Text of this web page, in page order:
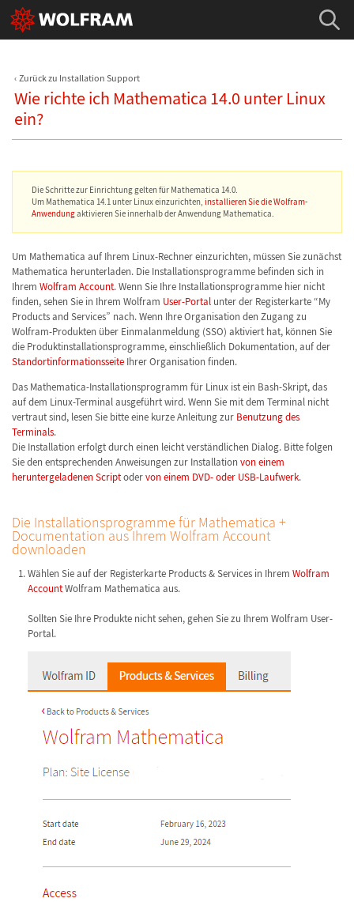
Zurück zu Installation Support
Wie richte ich Mathematica 14.0 unter Linux
ein?
Die Schritte zur Einrichtung gelten für Mathematica 14.0.
Um Mathematica 14.1 unter Linux einzurichten,installieren Sie die Wolfram-
Anwendungaktivieren Sie innerhalb der Anwendung Mathematica.
Um Mathematica auf Ihrem Linux-Rechner einzurichten, müssen Sie zunächst
Mathematica herunterladen. Die Installationsprogramme befinden sich in
Ihrem Wolfram Account. Wenn Sie Ihre Installationsprogramme hier nicht
finden, sehen Sie in Ihrem Wolfram User-Portal unter der Registerkarte “My
Products and Services” nach. Wenn Ihre Organisation den Zugang zu
Wolfram-Produkten über Einmalanmeldung (SSO) aktiviert hat, können Sie
die Produktinstallationsprogramme, einschließlich Dokumentation, auf der
Standortinformationsseite Ihrer Organisation finden.
Das Mathematica-Installationsprogramm für Linux ist ein Bash-Skript, das
auf dem Linux-Terminal ausgeführt wird. Wenn Sie mit dem Terminal nicht
vertraut sind, lesen Sie bitte eine kurze Anleitung zur Benutzung des
Terminals.
Die Installation erfolgt durch einen leicht verständlichen Dialog. Bitte folgen
Sie den entsprechenden Anweisungen zur Installation von einem
heruntergeladenen Scriptodervon einem DVD- oder USB-Laufwerk.
Die Installationsprogramme für Mathematica +
Documentation aus Ihrem Wolfram Account
downloaden
Wählen Sie auf der Registerkarte Products & Services in Ihrem Wolfram
AccountWolfram Mathematica aus.
Sollten Sie Ihre Produkte nicht sehen, gehen Sie zu Ihrem Wolfram User-
Portal.